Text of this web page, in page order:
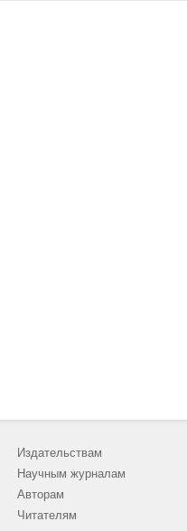
Издательствам
Научным журналам
Авторам
Читателям